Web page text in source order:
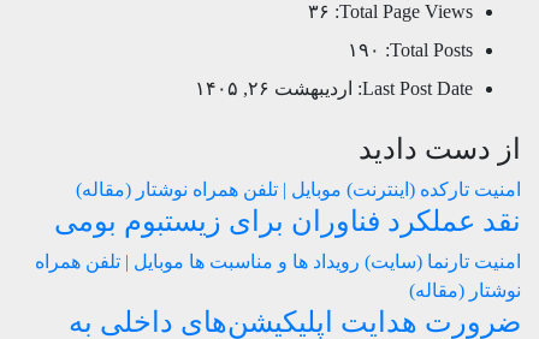
Total Page Views: ۳۶
Total Posts:
۱۹۰
Last Post Date:
اردیبهشت ۲۶, ۱۴۰۵
از دست دادید
امنیت تارکده (اینترنت) موبایل | تلفن همراه نوشتار (مقاله)
نقد عملکرد فناوران برای زیستبوم بومی
امنیت تارنما (سایت) رویداد ها و مناسبت ها موبایل | تلفن همراه
نوشتار (مقاله)
ضرورت هدایت اپلیکیشن‌های داخلی به